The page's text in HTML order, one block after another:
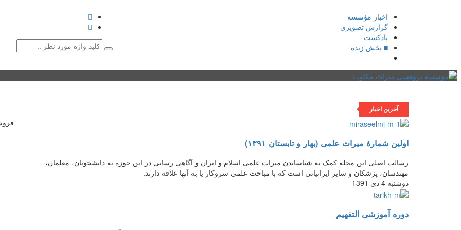
اخبار مؤسسه
گزارش تصویری
پادکست‌
■ پخش زنده
آخرین اخبار
اولین شمارۀ میراث علمی (بهار و تابستان ۱۳۹۱)
رسالت اصلی این مجله کمک به شناساندن میراث علمی اسلام و ایران و آگاهی رسانی در این حوزه به دانشجویان، معلمان،
مهندسان، پزشکان و سایر ایرانیانی است که با مباحث علمی سروکار یا به آنها علاقه دارند.
دوشنبه 4 دی 1391
دوره آموزشی التفهیم